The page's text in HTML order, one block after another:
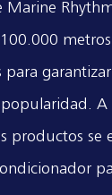
Marine
A
productos se